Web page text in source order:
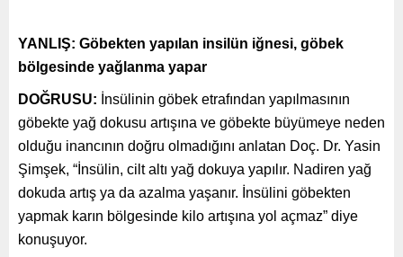
YANLIŞ: Göbekten yapılan insilün iğnesi, göbek
bölgesinde yağlanma yapar
DOĞRUSU: İnsülinin göbek etrafından yapılmasının
göbekte yağ dokusu artışına ve göbekte büyümeye neden
olduğu inancının doğru olmadığını anlatan Doç. Dr. Yasin
Şimşek, “İnsülin, cilt altı yağ dokuya yapılır. Nadiren yağ
dokuda artış ya da azalma yaşanır. İnsülini göbekten
yapmak karın bölgesinde kilo artışına yol açmaz” diye
konuşuyor.